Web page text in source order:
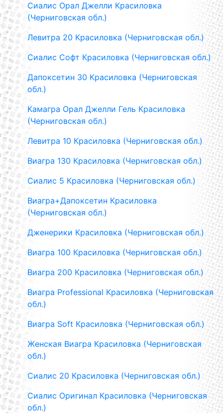
Сиалис Орал Джелли Красиловка
(Черниговская обл.)
Левитра 20 Красиловка (Черниговская обл.)
Сиалис Софт Красиловка (Черниговская обл.)
Дапоксетин 30 Красиловка (Черниговская
обл.)
Камагра Орал Джелли Гель Красиловка
(Черниговская обл.)
Левитра 10 Красиловка (Черниговская обл.)
Виагра 130 Красиловка (Черниговская обл.)
Сиалис 5 Красиловка (Черниговская обл.)
Виагра+Дапоксетин Красиловка
(Черниговская обл.)
Дженерики Красиловка (Черниговская обл.)
Виагра 100 Красиловка (Черниговская обл.)
Виагра 200 Красиловка (Черниговская обл.)
Виагра Professional Красиловка (Черниговская
обл.)
Виагра Soft Красиловка (Черниговская обл.)
Женская Виагра Красиловка (Черниговская
обл.)
Сиалис 20 Красиловка (Черниговская обл.)
Сиалис Оригинал Красиловка (Черниговская
обл.)